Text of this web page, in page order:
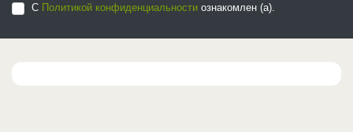
С Политикой конфиденциальности ознакомлен (а).